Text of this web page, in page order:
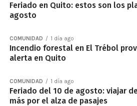
Feriado en Quito: estos son los
agosto
COMUNIDAD 1 día ago
Incendio forestal en El Trébol
alerta en Quito
COMUNIDAD 1 día ago
Feriado del 10 de agosto: viajar
más por el alza de pasajes